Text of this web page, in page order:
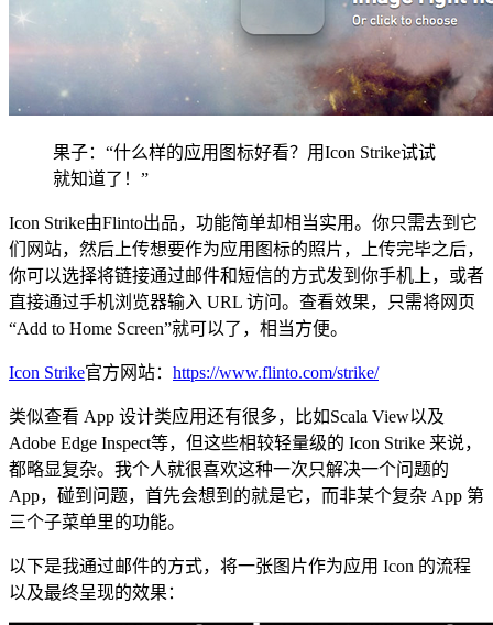
果子：“什么样的应用图标好看？用Icon Strike试试
就知道了！”
Icon Strike由Flinto出品，功能简单却相当实用。你只需去到它
们网站，然后上传想要作为应用图标的照片，上传完毕之后，
你可以选择将链接通过邮件和短信的方式发到你手机上，或者
直接通过手机浏览器输入 URL 访问。查看效果，只需将网页
“Add to Home Screen”就可以了，相当方便。
Icon Strike官方网站： https://www.flinto.com/strike/
类似查看 App 设计类应用还有很多，比如Scala View以及
Adobe Edge Inspect等，但这些相较轻量级的 Icon Strike 来说，
都略显复杂。我个人就很喜欢这种一次只解决一个问题的
App，碰到问题，首先会想到的就是它，而非某个复杂 App 第
三个子菜单里的功能。
以下是我通过邮件的方式，将一张图片作为应用 Icon 的流程
以及最终呈现的效果：